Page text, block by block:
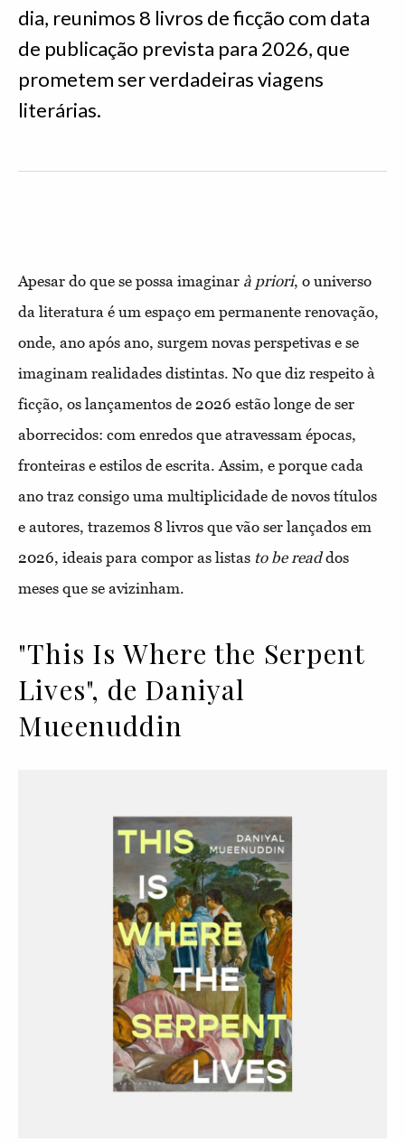
dia, reunimos 8 livros de ficção com data
de publicação prevista para 2026, que
prometem ser verdadeiras viagens
literárias.
Apesar do que se possa imaginar à priori, o universo
da literatura é um espaço em permanente renovação,
onde, ano após ano, surgem novas perspetivas e se
imaginam realidades distintas. No que diz respeito à
ficção, os lançamentos de 2026 estão longe de ser
aborrecidos: com enredos que atravessam épocas,
fronteiras e estilos de escrita. Assim, e porque cada
ano traz consigo uma multiplicidade de novos títulos
e autores, trazemos 8 livros que vão ser lançados em
2026, ideais para compor as listas to be readdos
meses que se avizinham.
"This Is Where the Serpent
Lives", de Daniyal
Mueenuddin